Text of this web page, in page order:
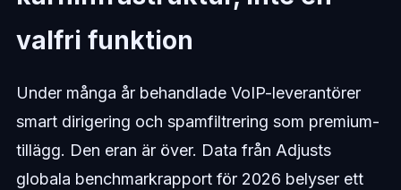
valfri funktion
Under många år behandlade VoIP-leverantörer
smart dirigering och spamfiltrering som premium-
tillägg. Den eran är över. Data från Adjusts
globala benchmarkrapport för 2026 belyser ett